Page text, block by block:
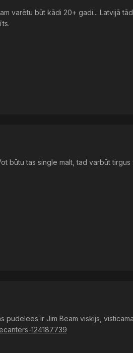
varētu būt kādi 20+ gadi... Latvijā
būtu tas single malt, tad varbūt
pudelees ir Jim Beam viskijs,
124187739